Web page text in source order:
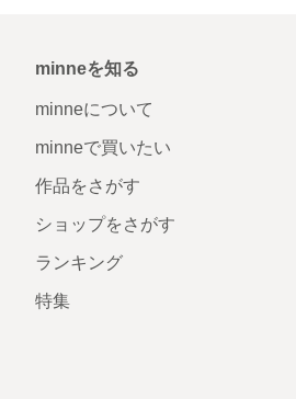
minneを知る
minneについて
minneで買いたい
作品をさがす
ショップをさがす
ランキング
特集